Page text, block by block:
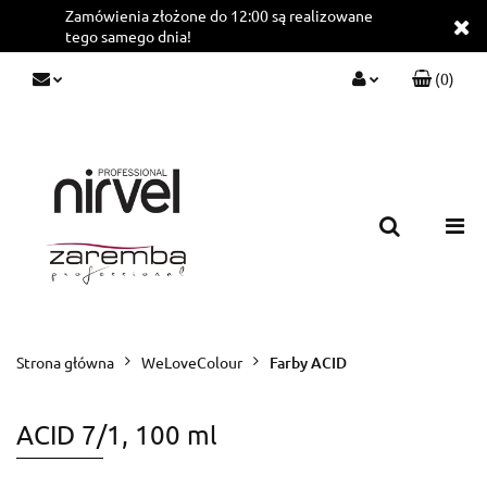
Zamówienia złożone do 12:00 są realizowane
tego samego dnia!
(0)
Strona główna WeLoveColour Farby ACID
ACID 7/1, 100 ml